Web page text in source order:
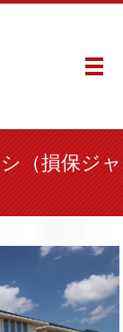
メ
（損保ジャ